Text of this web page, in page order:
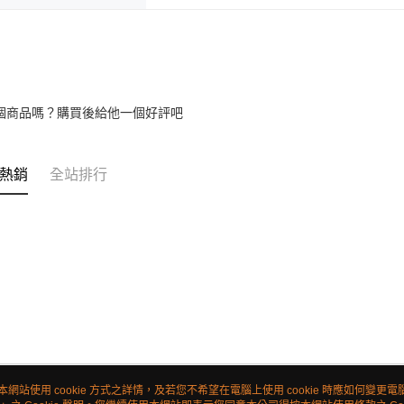
商品嗎？購買後給他一個好評吧
銷 全站排行
網站使用 cookie 方式之詳情，及若您不希望在電腦上使用 cookie 時應如何變更電